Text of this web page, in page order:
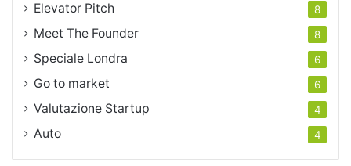
Elevator Pitch 8
Meet The Founder 8
Speciale Londra 6
Go to market 6
Valutazione Startup 4
Auto 4